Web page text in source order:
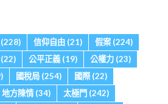
信仰自由 (21) 假案(224)
(22) 公平正義(19) 公權力 (23)
國稅局 (254) 國際(22)
地方陳情(34) 太極門 (242)